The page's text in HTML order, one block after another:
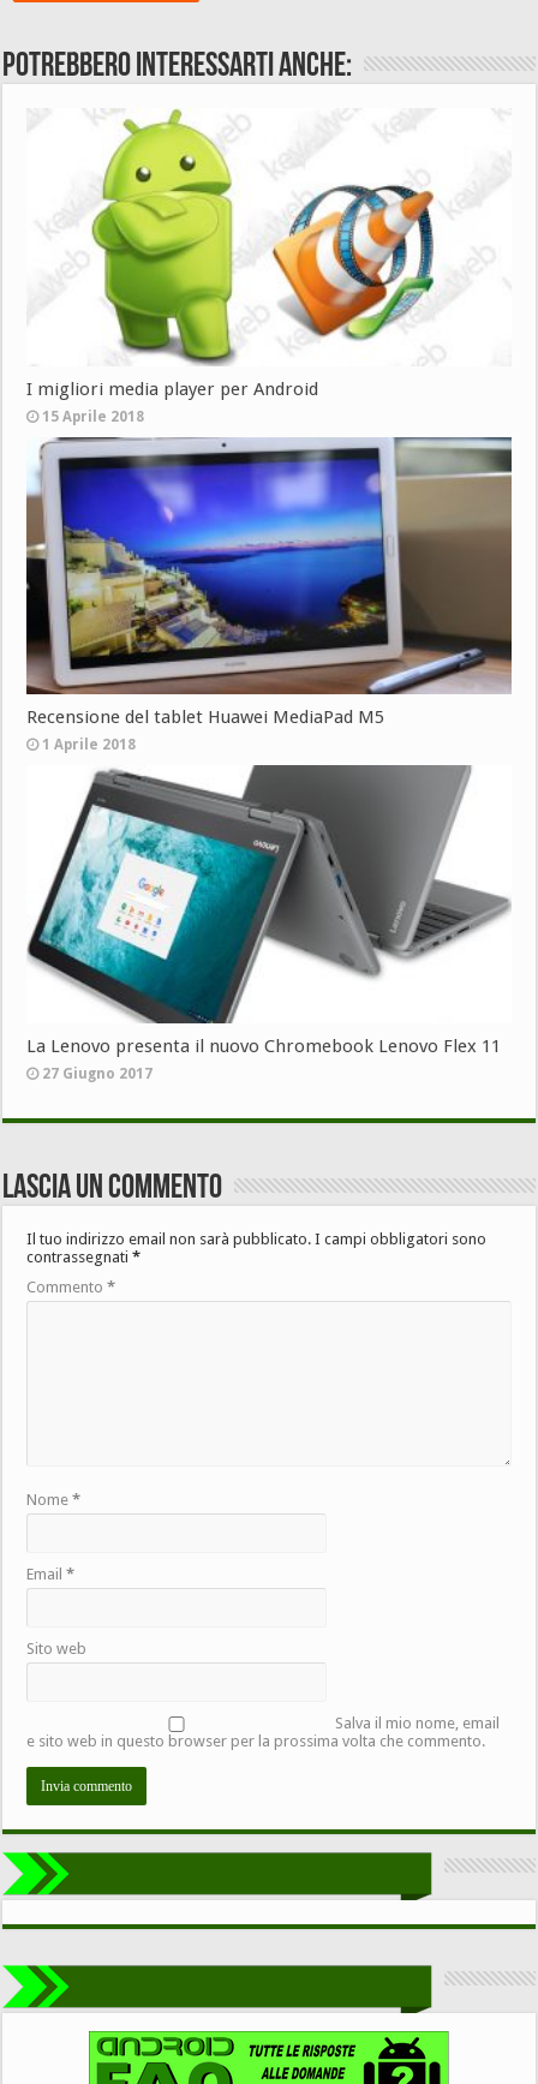
Potrebbero interessarti anche:
I migliori media player per Android
15 Aprile 2018
Recensione del tablet Huawei MediaPad M5
1 Aprile 2018
La Lenovo presenta il nuovo Chromebook Lenovo Flex 11
27 Giugno 2017
Lascia un commento
Il tuo indirizzo email non sarà pubblicato. I campi obbligatori sono
contrassegnati*
Commento*
Nome*
Email*
Sito web
Salva il mio nome, email
e sito web in questo browser per la prossima volta che commento.